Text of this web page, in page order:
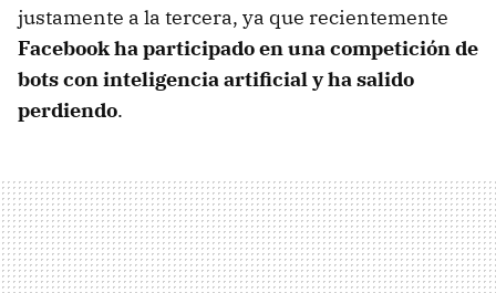
justamente a la tercera, ya que recientemente
Facebook ha participado en una competición de
bots con inteligencia artificial y ha salido
perdiendo.